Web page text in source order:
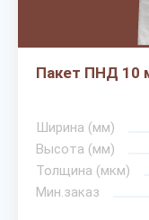
Пакет ПНД 10
Ширина (мм)
Высота (мм)
Толщина (мкм)
Мин.заказ